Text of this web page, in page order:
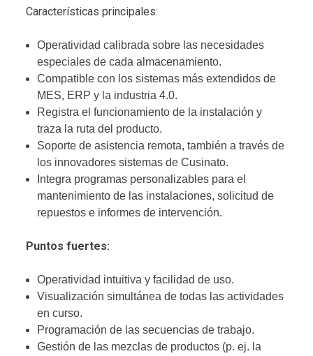
Características principales:
Operatividad calibrada sobre las necesidades
especiales de cada almacenamiento.
Compatible con los sistemas más extendidos de
MES, ERP y la industria 4.0.
Registra el funcionamiento de la instalación y
traza la ruta del producto.
Soporte de asistencia remota, también a través de
los innovadores sistemas de Cusinato.
Integra programas personalizables para el
mantenimiento de las instalaciones, solicitud de
repuestos e informes de intervención.
Puntos fuertes:
Operatividad intuitiva y facilidad de uso.
Visualización simultánea de todas las actividades
en curso.
Programación de las secuencias de trabajo.
Gestión de las mezclas de productos (p. ej. la